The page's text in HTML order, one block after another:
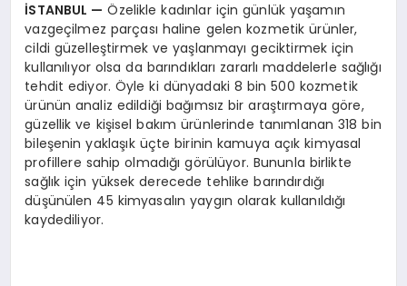
İSTANBUL — Özelikle kadınlar için günlük yaşamın
vazgeçilmez parçası haline gelen kozmetik ürünler,
cildi güzelleştirmek ve yaşlanmayı geciktirmek için
kullanılıyor olsa da barındıkları zararlı maddelerle sağlığı
tehdit ediyor. Öyle ki dünyadaki 8 bin 500 kozmetik
ürünün analiz edildiği bağımsız bir araştırmaya göre,
güzellik ve kişisel bakım ürünlerinde tanımlanan 318 bin
bileşenin yaklaşık üçte birinin kamuya açık kimyasal
profillere sahip olmadığı görülüyor. Bununla birlikte
sağlık için yüksek derecede tehlike barındırdığı
düşünülen 45 kimyasalın yaygın olarak kullanıldığı
kaydediliyor.